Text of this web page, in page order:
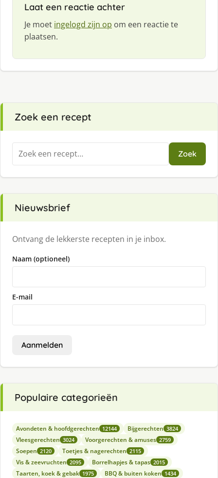
Laat een reactie achter
Je moet ingelogd zijn op om een reactie te
plaatsen.
Zoek een recept
Zoeken
naar:
Zoek
Nieuwsbrief
Ontvang de lekkerste recepten in je inbox.
Naam (optioneel)
E-mail
Aanmelden
Populaire categorieën
Avondeten & hoofdgerechten 12144 Bijgerechten 3824
Vleesgerechten 3024 Voorgerechten & amuses 2759
Soepen 2120 Toetjes & nagerechten 2115
Vis & zeevruchten 2095 Borrelhapjes & tapas 2015
Taarten, koek & gebak 1975 BBQ & buiten koken 1434